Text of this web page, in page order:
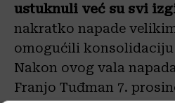
ustuknuli već su svi
nakratko napade
omogućili konsolidaciju
Nakon ovog vala
Franjo Tuđman 7.